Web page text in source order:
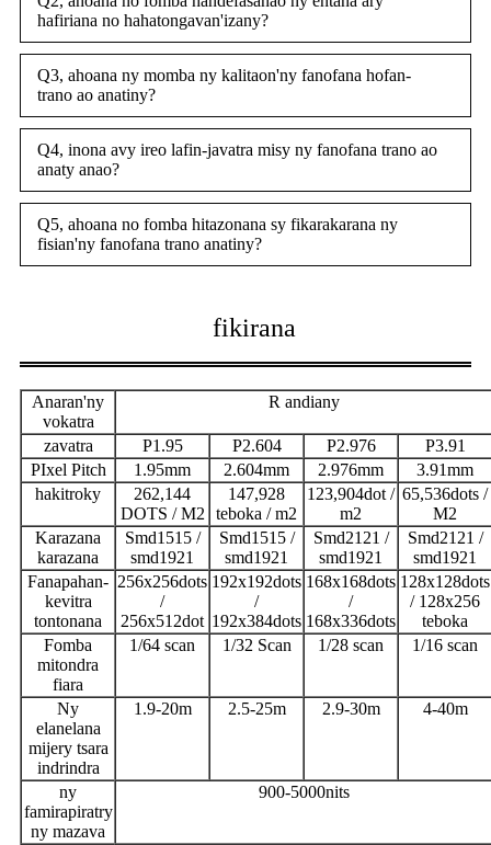
hafiriana no hahatongavan'izany?
Q3, ahoana ny momba ny kalitaon'ny fanofana hofan-
trano ao anatiny?
Q4, inona avy ireo lafin-javatra misy ny fanofana trano ao
anaty anao?
Q5, ahoana no fomba hitazonana sy fikarakarana ny
fisian'ny fanofana trano anatiny?
fikirana
Anaran'ny
vokatra
R andiany
zavatra P1.95 P2.604 P2.976
P3.91
PIxel Pitch 1.95mm 2.604mm 2.976mm
3.91mm
hakitroky
262,144
DOTS / M2
147,928
teboka / m2
123,904dot /
m2
65,536dots /
M2
Karazana
karazana
Smd1515 /
smd1921
Smd1515 /
smd1921
Smd2121 /
smd1921
Smd2121 /
smd1921
Fanapahan-
kevitra
tontonana
256x256dots
/
256x512dot
192x192dots
/
192x384dots
168x168dots
/
168x336dots
128x128dots
/ 128x256
teboka
Fomba
mitondra
fiara
1/64 scan 1/32 Scan 1/28 scan 1/16 scan
Ny
elanelana
mijery tsara
indrindra
1.9-20m 2.5-25m 2.9-30m 4-40m
ny
famirapiratry
ny mazava
900-5000nits